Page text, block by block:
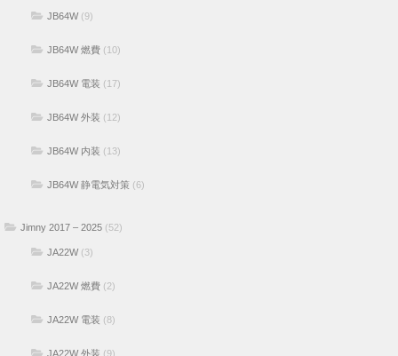
JB64W(9)
JB64W 燃費 (10)
JB64W 電装 (17)
JB64W 外装 (12)
JB64W 内装 (13)
JB64W 静電気対策 (6)
Jimny 2017 – 2025 (52)
JA22W(3)
JA22W 燃費 (2)
JA22W 電装 (8)
JA22W 外装 (9)